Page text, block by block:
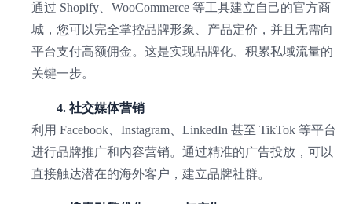
通过 Shopify、WooCommerce 等工具建立自己的官方商
城，您可以完全掌控品牌形象、产品定价，并且无需向
平台支付高额佣金。这是实现品牌化、积累私域流量的
关键一步。
4. 社交媒体营销
利用 Facebook、Instagram、LinkedIn 甚至 TikTok 等平台
进行品牌推广和内容营销。通过精准的广告投放，可以
直接触达潜在的海外客户，建立品牌社群。